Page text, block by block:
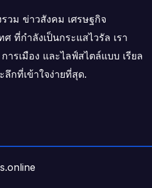
วม ข่าวสังคม เศรษฐกิจ
ศ ที่กำลังเป็นกระแสไวรัล เรา
ารเมือง และไลฟ์สไตล์แบบ เรียล
กที่เข้าใจง่ายที่สุด.